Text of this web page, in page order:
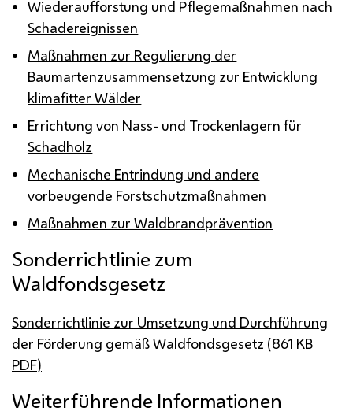
Wiederaufforstung und Pflegemaßnahmen nach
Schadereignissen
Maßnahmen zur Regulierung der
Baumartenzusammensetzung zur Entwicklung
klimafitter Wälder
Errichtung von Nass- und Trockenlagern für
Schadholz
Mechanische Entrindung und andere
vorbeugende Forstschutzmaßnahmen
Maßnahmen zur Waldbrandprävention
Sonderrichtlinie zum
Waldfondsgesetz
Sonderrichtlinie zur Umsetzung und Durchführung
der Förderung gemäß Waldfondsgesetz (861 KB
PDF)
Weiterführende Informationen